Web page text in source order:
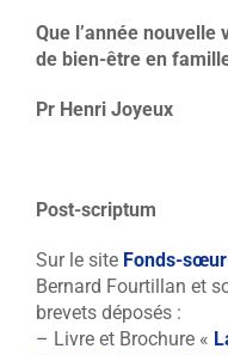
Que l’année
de bien-être en
Pr Henri Joyeux
Post-scriptum
Sur le site Fonds-
Bernard Fourtillan et
brevets déposés :
– Livre et Brochure «